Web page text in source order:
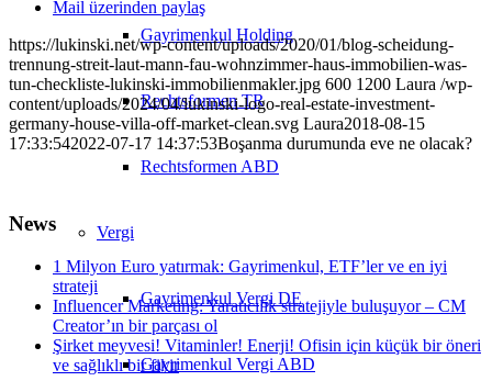
Gayrimenkul Holding
Rechtsformen TR
Rechtsformen ABD
Vergi
Gayrimenkul Vergi DE
Gayrimenkul Vergi ABD
Mail üzerinden paylaş
https://lukinski.net/wp-content/uploads/2020/01/blog-scheidung-
trennung-streit-laut-mann-fau-wohnzimmer-haus-immobilien-was-
tun-checkliste-lukinski-immobilienmakler.jpg 600 1200 Laura /wp-
content/uploads/2024/04/lukinski-logo-real-estate-investment-
germany-house-villa-off-market-clean.svg Laura2018-08-15
17:33:542022-07-17 14:37:53Boşanma durumunda eve ne olacak?
News
1 Milyon Euro yatırmak: Gayrimenkul, ETF’ler ve en iyi
strateji
Influencer Marketing: Yaratıcılık stratejiyle buluşuyor – CM
Creator’ın bir parçası ol
Şirket meyvesi! Vitaminler! Enerji! Ofisin için küçük bir öneri
ve sağlıklı bir fikir